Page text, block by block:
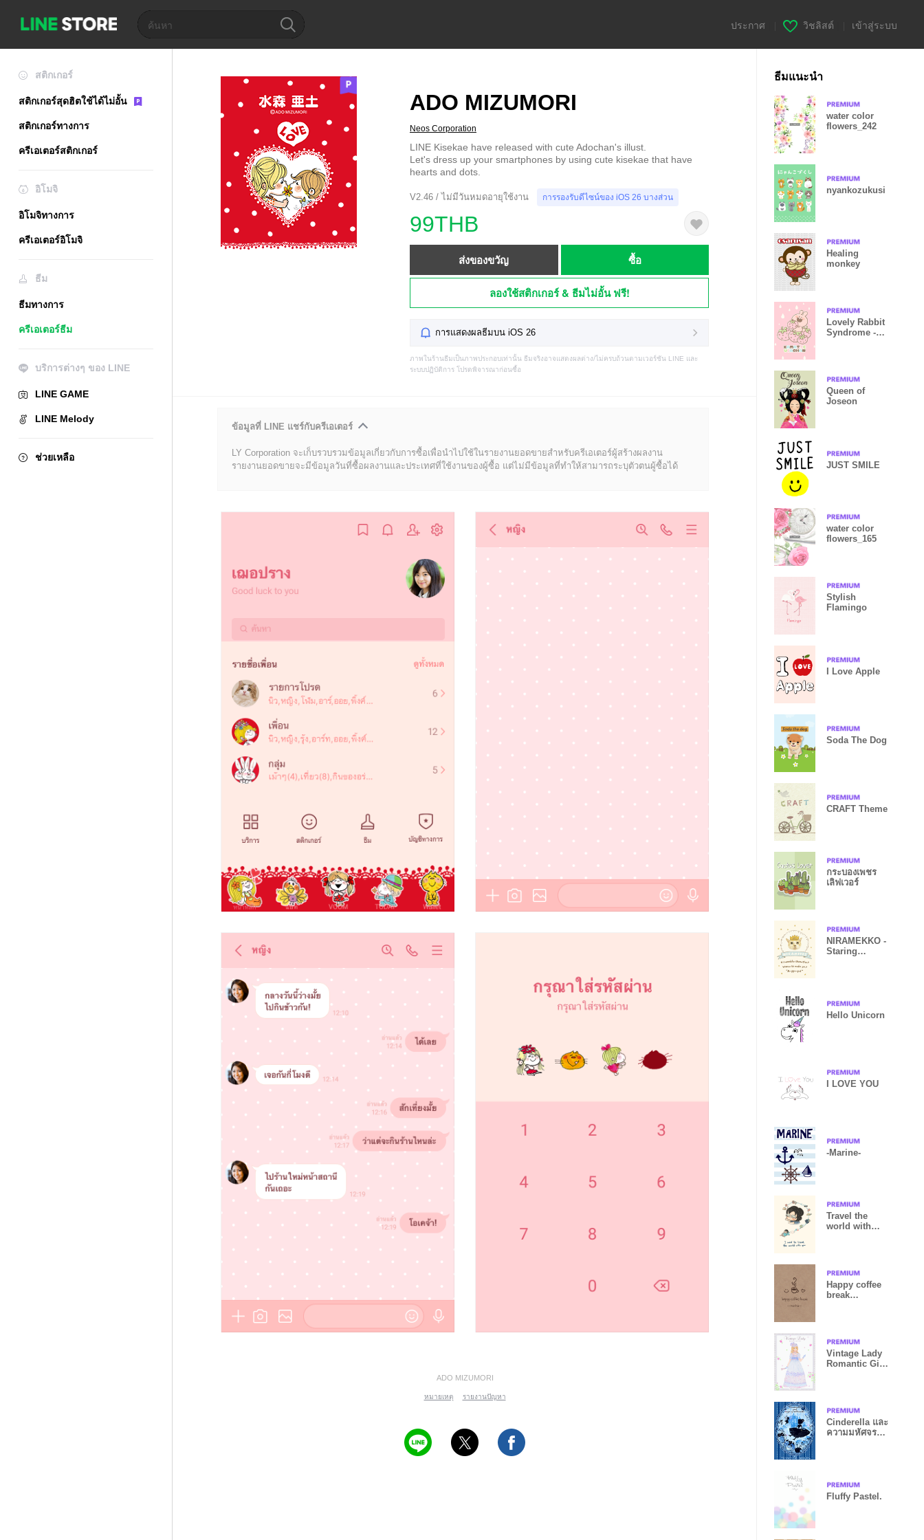
ประกาศ วิชลิสต์ เข้าสู่ระบบ
สติกเกอร์
สติกเกอร์สุดฮิตใช้ได้ไม่อั้น
สติกเกอร์ทางการ
ครีเอเตอร์สติกเกอร์
อิโมจิ
อิโมจิทางการ
ครีเอเตอร์อิโมจิ
ธีม
ธีมทางการ
ครีเอเตอร์ธีม
บริการต่างๆ ของ LINE
LINE GAME
LINE Melody
ช่วยเหลือ
ADO MIZUMORI
Neos Corporation
LINE Kisekae have released with cute Adochan's illust.
Let's dress up your smartphones by using cute kisekae that have
hearts and dots.
V2.46 / ไม่มีวันหมดอายุใช้งาน การรองรับดีไซน์ของ iOS 26 บางส่วน
99THB
ส่งของขวัญ ซื้อ
ลองใช้สติกเกอร์ & ธีมไม่อั้น ฟรี!
การแสดงผลธีมบน iOS 26
ภาพในร้านธีมเป็นภาพประกอบเท่านั้น ธีมจริงอาจแสดงผลต่าง/ไม่ครบถ้วนตามเวอร์ชัน LINE และ
ระบบปฏิบัติการ โปรดพิจารณาก่อนซื้อ
ข้อมูลที่ LINE แชร์กับครีเอเตอร์
LY Corporation จะเก็บรวบรวมข้อมูลเกี่ยวกับการซื้อเพื่อนำไปใช้ในรายงานยอดขายสำหรับครีเอเตอร์ผู้สร้างผลงาน
รายงานยอดขายจะมีข้อมูลวันที่ซื้อผลงานและประเทศที่ใช้งานของผู้ซื้อ แต่ไม่มีข้อมูลที่ทำให้สามารถระบุตัวตนผู้ซื้อได้
ADO MIZUMORI
หมายเหตุ รายงานปัญหา
ธีมแนะนำ
water color
flowers_242
nyankozukusi
Healing
monkey
Lovely Rabbit
Syndrome -
Queen of
Joseon
JUST SMILE
water color
flowers_165
Stylish
Flamingo
I Love Apple
Soda The Dog
CRAFT Theme
กระบองเพชร
เลิฟเวอร์
NIRAMEKKO -
Staring
Hello Unicorn
I LOVE YOU
-Marine-
Travel the
world with
Happy coffee
break
Vintage Lady
Romantic Girl
Cinderella และ
ความมหัศจรรย์
Fluffy Pastel.